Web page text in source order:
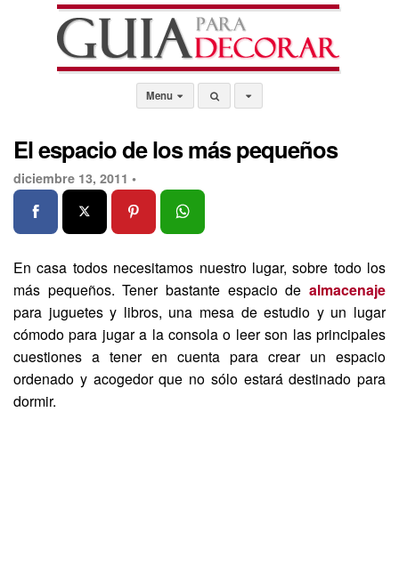
Menu
El espacio de los más pequeños
diciembre 13, 2011 •
En casa todos necesitamos nuestro lugar, sobre todo los
más pequeños. Tener bastante espacio de almacenaje
para juguetes y libros, una mesa de estudio y un lugar
cómodo para jugar a la consola o leer son las principales
cuestiones a tener en cuenta para crear un espacio
ordenado y acogedor que no sólo estará destinado para
dormir.